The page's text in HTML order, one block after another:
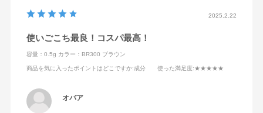
2025.2.22
使いごこち最良！コスパ最高！
容量：0.5g カラー：BR300 ブラウン
商品を気に入ったポイントはどこですか:成分 使った満足度:★★★★★
オバア